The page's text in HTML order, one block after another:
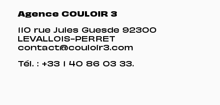
Agence COULOIR 3
110 rue Jules Guesde 92300
LEVALLOIS-PERRET
contact@couloir3.com
Tél. : +33 1 40 86 03 33.